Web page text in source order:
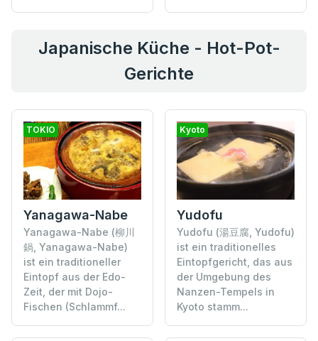
Japanische Küche - Hot-Pot-
Gerichte
TOKIO
Yanagawa-Nabe
Yanagawa-Nabe (柳川
鍋, Yanagawa-Nabe)
ist ein traditioneller
Eintopf aus der Edo-
Zeit, der mit Dojo-
Fischen (Schlammf...
Kyoto
Yudofu
Yudofu (湯豆腐, Yudofu)
ist ein traditionelles
Eintopfgericht, das aus
der Umgebung des
Nanzen-Tempels in
Kyoto stamm...